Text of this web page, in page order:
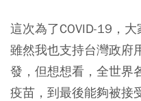
這次為了COVID-19，大
雖然我也支持台灣政府
發，但想想看，全世界
疫苗，到最後能夠被接